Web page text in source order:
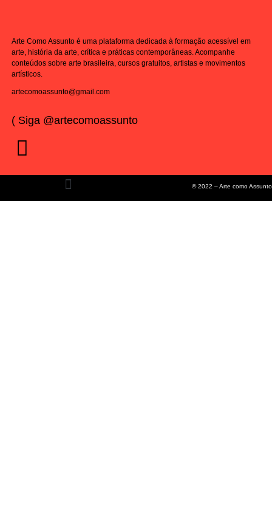
Arte Como Assunto é uma plataforma dedicada à formação acessível em
arte, história da arte, crítica e práticas contemporâneas. Acompanhe
conteúdos sobre arte brasileira, cursos gratuitos, artistas e movimentos
artísticos.
artecomoassunto@gmail.com
( Siga @artecomoassunto
© 2022 – Arte como Assunto